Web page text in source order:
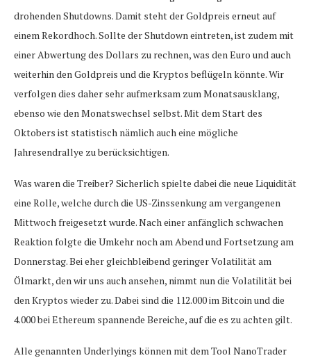
drohenden Shutdowns. Damit steht der Goldpreis erneut auf
einem Rekordhoch. Sollte der Shutdown eintreten, ist zudem mit
einer Abwertung des Dollars zu rechnen, was den Euro und auch
weiterhin den Goldpreis und die Kryptos beflügeln könnte. Wir
verfolgen dies daher sehr aufmerksam zum Monatsausklang,
ebenso wie den Monatswechsel selbst. Mit dem Start des
Oktobers ist statistisch nämlich auch eine mögliche
Jahresendrallye zu berücksichtigen.
Was waren die Treiber? Sicherlich spielte dabei die neue Liquidität
eine Rolle, welche durch die US-Zinssenkung am vergangenen
Mittwoch freigesetzt wurde. Nach einer anfänglich schwachen
Reaktion folgte die Umkehr noch am Abend und Fortsetzung am
Donnerstag. Bei eher gleichbleibend geringer Volatilität am
Ölmarkt, den wir uns auch ansehen, nimmt nun die Volatilität bei
den Kryptos wieder zu. Dabei sind die 112.000 im Bitcoin und die
4.000 bei Ethereum spannende Bereiche, auf die es zu achten gilt.
Alle genannten Underlyings können mit dem Tool NanoTrader